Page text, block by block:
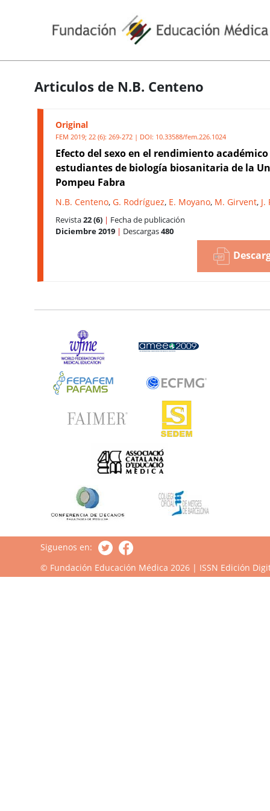
Articulos de N.B. Centeno
Original
FEM 2019; 22 (6): 269-272 | DOI: 10.33588/fem.226.1024
Efecto del sexo en el rendimiento académico
estudiantes de biología biosanitaria de la
Pompeu Fabra
N.B. Centeno, G. Rodríguez, E. Moyano, M. Girvent, J.
Revista22 (6) | Fecha de publicación
Diciembre 2019 | Descargas480
Siguenos en:
© Fundación Educación Médica 2026 | ISSN Edición